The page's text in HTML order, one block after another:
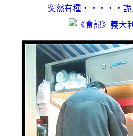
突然有種‧‧‧‧‧詭